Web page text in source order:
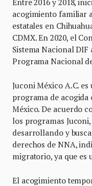
acogimiento familiar
estatales en
CDMX. En 2020, el
Sistema Nacional
Programa Nacional
Juconi México A.C.
programa de acogida
México. De acuerdo
los programas
desarrollando y
derechos de NNA,
migratorio, ya que es
El acogimiento